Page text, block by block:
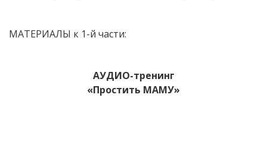
МАТЕРИАЛЫ к 1-й части:
АУДИО-тренинг
«Простить МАМУ»